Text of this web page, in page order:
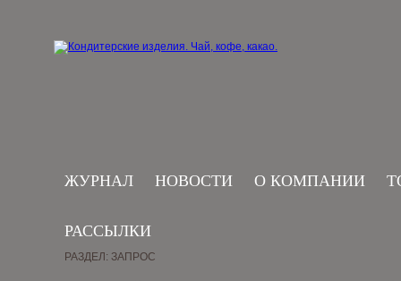
ЖУРНАЛ НОВОСТИ О КОМПАНИИ
РАССЫЛКИ
РАЗДЕЛ: ЗАПРОС